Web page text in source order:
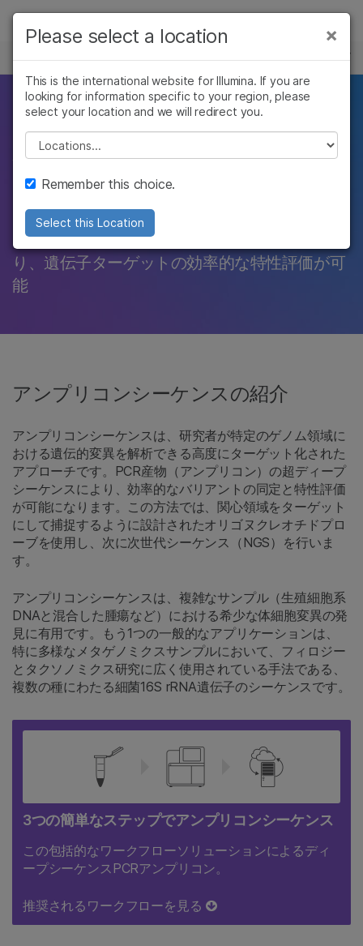
ソリューション
ラーニング
企業情報
サポート
お気に入りの分野を選択
ターゲットシーケンス
関心領域の高度にター
ゲット化されたリシー
ケンス
PCRアンプリコンのディープシーケンスによ
り、遺伝子ターゲットの効率的な特性評価が可
能
アンプリコンシーケンスの紹介
アンプリコンシーケンスは、研究者が特定のゲノム領域に
おける遺伝的変異を解析できる高度にターゲット化された
アプローチです。PCR産物（アンプリコン）の超ディープ
シーケンスにより、効率的なバリアントの同定と特性評価
が可能になります。この方法では、関心領域をターゲット
にして捕捉するように設計されたオリゴヌクレオチドプロ
ーブを使用し、次に次世代シーケンス（NGS）を行いま
す。
アンプリコンシーケンスは、複雑なサンプル（生殖細胞系
DNAと混合した腫瘍など）における希少な体細胞変異の発
見に有用です。もう1つの一般的なアプリケーションは、
特に多様なメタゲノミクスサンプルにおいて、フィロジー
とタクソノミクス研究に広く使用されている手法である、
複数の種にわたる細菌16S rRNA遺伝子のシーケンスです。
3つの簡単なステップでアンプリコンシーケンス
この包括的なワークフローソリューションによるディ
ープシーケンスPCRアンプリコン。
推奨されるワークフローを見る
×
Please select a location
This is the international website for Illumina. If you are
looking for information specific to your region, please
select your location and we will redirect you.
Please select a location
Remember this choice.
Select this Location
×
がん研究
農学研究
臨床オンコロジー